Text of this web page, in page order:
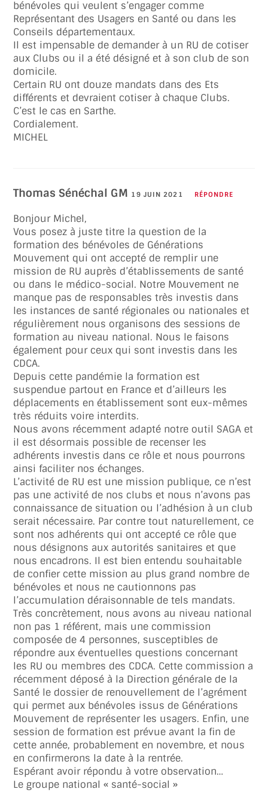
bénévoles qui veulent s’engager comme
Représentant des Usagers en Santé ou dans les
Conseils départementaux.
Il est impensable de demander à un RU de cotiser
aux Clubs ou il a été désigné et à son club de son
domicile.
Certain RU ont douze mandats dans des Ets
différents et devraient cotiser à chaque Clubs.
C’est le cas en Sarthe.
Cordialement.
MICHEL
Thomas Sénéchal GM 19 JUIN 2021 RÉPONDRE
Bonjour Michel,
Vous posez à juste titre la question de la
formation des bénévoles de Générations
Mouvement qui ont accepté de remplir une
mission de RU auprès d’établissements de santé
ou dans le médico-social. Notre Mouvement ne
manque pas de responsables très investis dans
les instances de santé régionales ou nationales et
régulièrement nous organisons des sessions de
formation au niveau national. Nous le faisons
également pour ceux qui sont investis dans les
CDCA.
Depuis cette pandémie la formation est
suspendue partout en France et d’ailleurs les
déplacements en établissement sont eux-mêmes
très réduits voire interdits.
Nous avons récemment adapté notre outil SAGA et
il est désormais possible de recenser les
adhérents investis dans ce rôle et nous pourrons
ainsi faciliter nos échanges.
L’activité de RU est une mission publique, ce n’est
pas une activité de nos clubs et nous n’avons pas
connaissance de situation ou l’adhésion à un club
serait nécessaire. Par contre tout naturellement, ce
sont nos adhérents qui ont accepté ce rôle que
nous désignons aux autorités sanitaires et que
nous encadrons. Il est bien entendu souhaitable
de confier cette mission au plus grand nombre de
bénévoles et nous ne cautionnons pas
l’accumulation déraisonnable de tels mandats.
Très concrètement, nous avons au niveau national
non pas 1 référent, mais une commission
composée de 4 personnes, susceptibles de
répondre aux éventuelles questions concernant
les RU ou membres des CDCA. Cette commission a
récemment déposé à la Direction générale de la
Santé le dossier de renouvellement de l’agrément
qui permet aux bénévoles issus de Générations
Mouvement de représenter les usagers. Enfin, une
session de formation est prévue avant la fin de
cette année, probablement en novembre, et nous
en confirmerons la date à la rentrée.
Espérant avoir répondu à votre observation…
Le groupe national « santé-social »